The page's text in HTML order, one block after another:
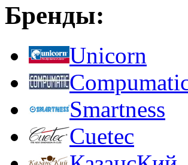
Бренды:
Unicorn
Smartness
Cuetec